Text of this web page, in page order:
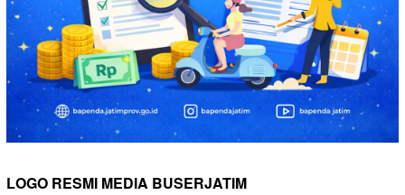
LOGO RESMI MEDIA BUSERJATIM